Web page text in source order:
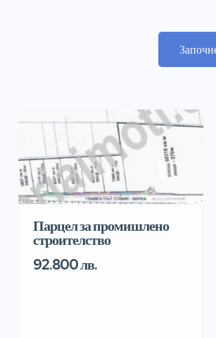
Парцел за промишлено
строителство
92.800 лв.